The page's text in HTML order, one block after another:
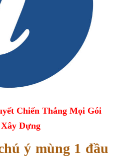
Chiến Thắng Mọi Gói
Dựng
ý mùng 1 đầu